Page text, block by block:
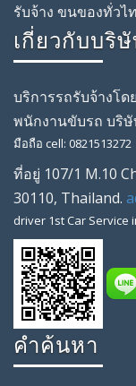
รับจ้าง ขนของทั่วไ
เกี่ยวกับบริ
บริการรถรับจ้างโดย
พนักงานขับรถ บริ
มือถือ cell: 0821513272
ที่อยู่ 107/1 M.10
30110, Thailand.
driver 1st Car Service
คำค้นหา